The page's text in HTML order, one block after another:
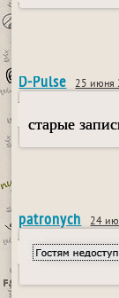
D-Pulse 25 июня
старые
patronych 24